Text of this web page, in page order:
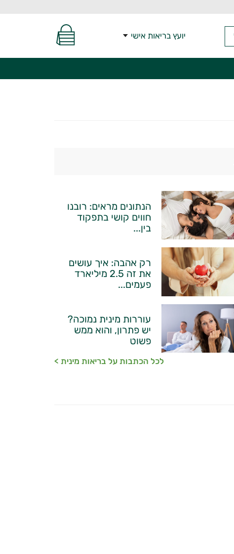
יועץ בריאות אישי
הנתונים מראים: רובנו
חווים קושי בתפקוד
בין...
רק אהבה: איך עושים
את זה 2.5 מיליארד
פעמים...
עוררות מינית נמוכה?
יש פתרון, והוא ממש
פשוט
לכל הכתבות על בריאות מינית >